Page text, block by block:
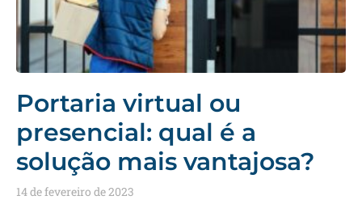
Portaria virtual ou
presencial: qual é a
solução mais vantajosa?
14 de fevereiro de 2023